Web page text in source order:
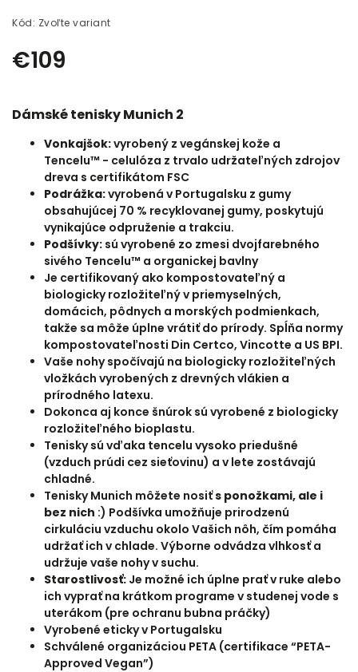
Kód: Zvoľte variant
€109
Dámské tenisky Munich 2
Vonkajšok:vyrobený z vegánskej kože a
Tencelu™ - celulóza z trvalo udržateľných zdrojov
dreva s certifikátom FSC
Podrážka:vyrobená v Portugalsku z gumy
obsahujúcej 70 % recyklovanej gumy, poskytujú
vynikajúce odpruženie a trakciu.
Podšívky: sú vyrobené zo zmesi dvojfarebného
sivého Tencelu™ a organickej bavlny
Je certifikovaný ako kompostovateľný a
biologicky rozložiteľný v priemyselných,
domácich, pôdnych a morských podmienkach,
takže sa môže úplne vrátiť do prírody. Spĺňa normy
kompostovateľnosti Din Certco, Vincotte a US BPI.
Vaše nohy spočívajú na biologicky rozložiteľných
vložkách vyrobených z drevných vlákien a
prírodného latexu.
Dokonca aj konce šnúrok sú vyrobené z biologicky
rozložiteľného bioplastu.
Tenisky sú vďaka tencelu vysoko priedušné
(vzduch prúdi cez sieťovinu) a v lete zostávajú
chladné.
Tenisky Munich môžete nosiťs ponožkami, ale i
bez nich :) Podšívka umožňuje prirodzenú
cirkuláciu vzduchu okolo Vašich nôh, čím pomáha
udržať ich v chlade. Výborne odvádza vlhkosť a
udržuje vaše nohy v suchu.
Starostlivosť: Je možné ich úplne prať v ruke alebo
ich vyprať na krátkom programe v studenej vode s
uterákom (pre ochranu bubna práčky)
Vyrobené eticky v Portugalsku
Schválené organizáciou PETA (certifikace “PETA-
Approved Vegan”)